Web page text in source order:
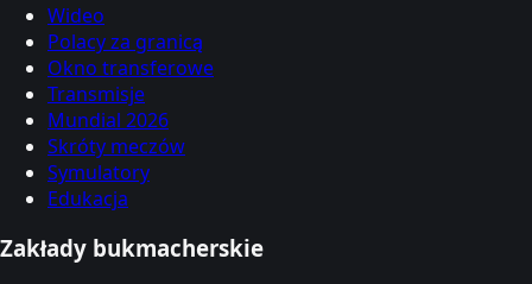
Wideo
Polacy za granicą
Okno transferowe
Transmisje
Mundial 2026
Skróty meczów
Symulatory
Edukacja
Zakłady bukmacherskie